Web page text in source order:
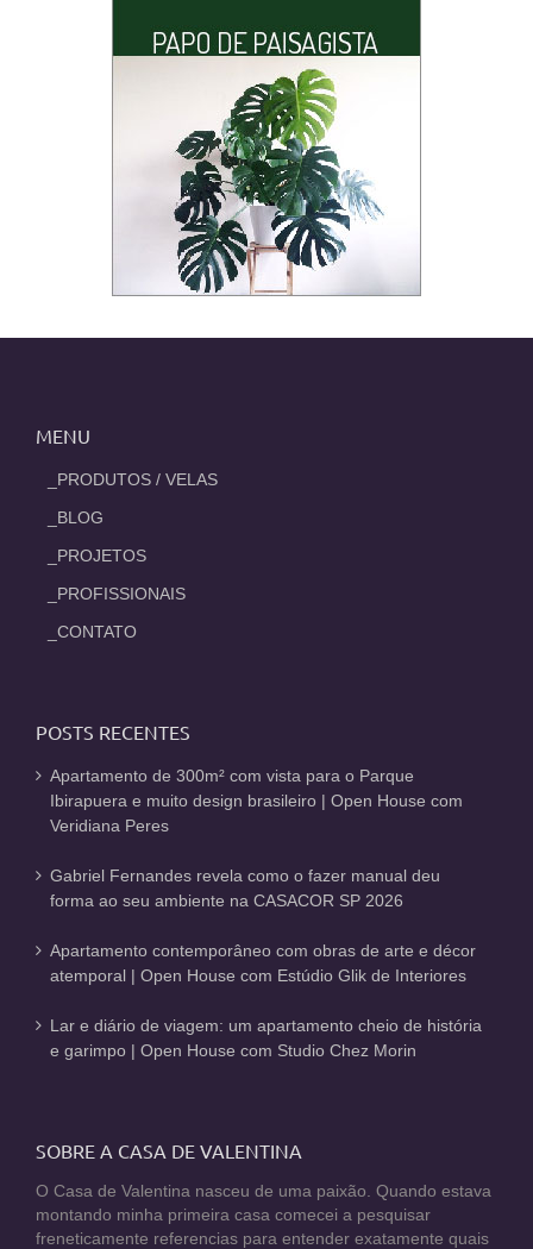
MENU
_PRODUTOS / VELAS
_BLOG
_PROJETOS
_PROFISSIONAIS
_CONTATO
POSTS RECENTES
Apartamento de 300m² com vista para o Parque
Ibirapuera e muito design brasileiro | Open House com
Veridiana Peres
Gabriel Fernandes revela como o fazer manual deu
forma ao seu ambiente na CASACOR SP 2026
Apartamento contemporâneo com obras de arte e décor
atemporal | Open House com Estúdio Glik de Interiores
Lar e diário de viagem: um apartamento cheio de história
e garimpo | Open House com Studio Chez Morin
SOBRE A CASA DE VALENTINA
O Casa de Valentina nasceu de uma paixão. Quando estava
montando minha primeira casa comecei a pesquisar
freneticamente referencias para entender exatamente quais